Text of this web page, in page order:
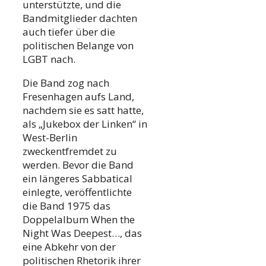
unterstützte, und die
Bandmitglieder dachten
auch tiefer über die
politischen Belange von
LGBT nach.
Die Band zog nach
Fresenhagen aufs Land,
nachdem sie es satt hatte,
als „Jukebox der Linken“ in
West-Berlin
zweckentfremdet zu
werden. Bevor die Band
ein längeres Sabbatical
einlegte, veröffentlichte
die Band 1975 das
Doppelalbum When the
Night Was Deepest…, das
eine Abkehr von der
politischen Rhetorik ihrer